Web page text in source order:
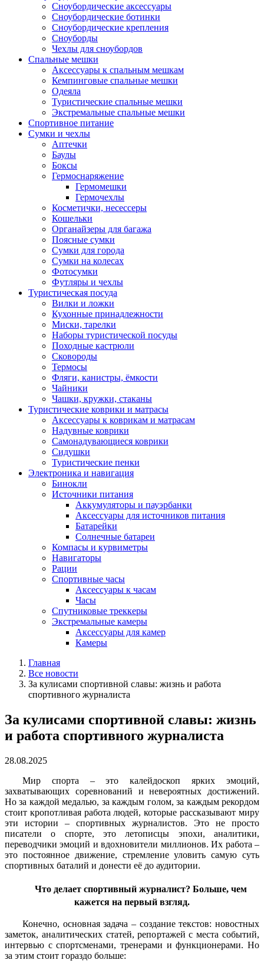
Сноубордические аксессуары
Сноубордические ботинки
Сноубордические крепления
Сноуборды
Чехлы для сноубордов
Спальные мешки
Аксессуары к спальным мешкам
Кемпинговые спальные мешки
Одеяла
Туристические спальные мешки
Экстремальные спальные мешки
Спортивное питание
Сумки и чехлы
Аптечки
Баулы
Боксы
Гермоснаряжение
Гермомешки
Гермочехлы
Косметички, несессеры
Кошельки
Органайзеры для багажа
Поясные сумки
Сумки для города
Сумки на колесах
Фотосумки
Футляры и чехлы
Туристическая посуда
Вилки и ложки
Кухонные принадлежности
Миски, тарелки
Наборы туристической посуды
Походные кастрюли
Сковороды
Термосы
Фляги, канистры, ёмкости
Чайники
Чашки, кружки, стаканы
Туристические коврики и матрасы
Аксессуары к коврикам и матрасам
Надувные коврики
Самонадувающиеся коврики
Сидушки
Туристические пенки
Электроника и навигация
Бинокли
Источники питания
Аккумуляторы и пауэрбанки
Аксессуары для источников питания
Батарейки
Солнечные батареи
Компасы и курвиметры
Навигаторы
Рации
Спортивные часы
Аксессуары к часам
Часы
Спутниковые треккеры
Экстремальные камеры
Аксессуары для камер
Камеры
Главная
Все новости
За кулисами спортивной славы: жизнь и работа
спортивного журналиста
За кулисами спортивной славы: жизнь
и работа спортивного журналиста
28.08.2025
Мир спорта – это калейдоскоп ярких эмоций,
захватывающих соревнований и невероятных достижений.
Но за каждой медалью, за каждым голом, за каждым рекордом
стоит кропотливая работа людей, которые рассказывают миру
эти истории – спортивных журналистов. Это не просто
писатели о спорте, это летописцы эпохи, аналитики,
переводчики эмоций и вдохновители миллионов. Их работа –
это постоянное движение, стремление уловить самую суть
спортивных баталий и донести её до аудитории.
Что делает спортивный журналист? Больше, чем
кажется на первый взгляд.
Конечно, основная задача – создание текстов: новостных
заметок, аналитических статей, репортажей с места событий,
интервью с спортсменами, тренерами и функционерами. Но
за этим стоит гораздо больше: